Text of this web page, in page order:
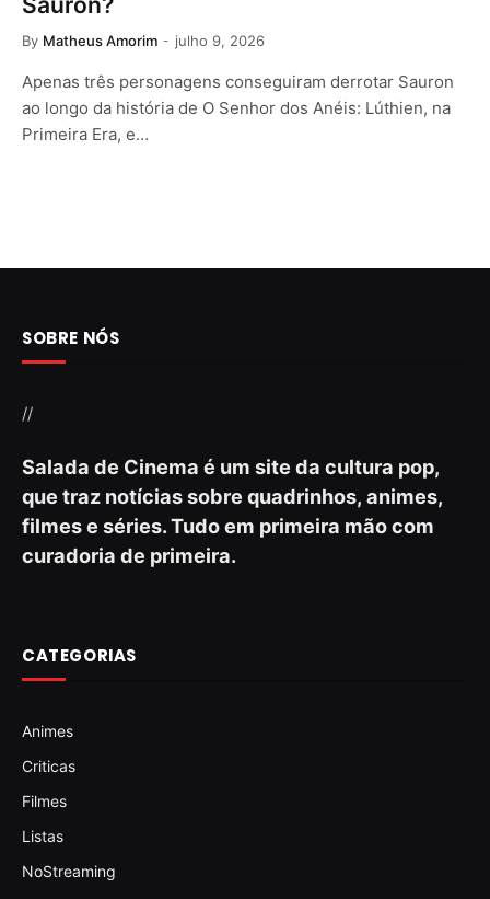
By Matheus Amorim julho 9, 2026
Apenas três personagens conseguiram derrotar Sauron
ao longo da história de O Senhor dos Anéis: Lúthien, na
Primeira Era, e…
SOBRE NÓS
//
Salada de Cinema é um site da cultura pop,
que traz notícias sobre quadrinhos, animes,
filmes e séries. Tudo em primeira mão com
curadoria de primeira.
CATEGORIAS
Animes
Criticas
Filmes
Listas
NoStreaming